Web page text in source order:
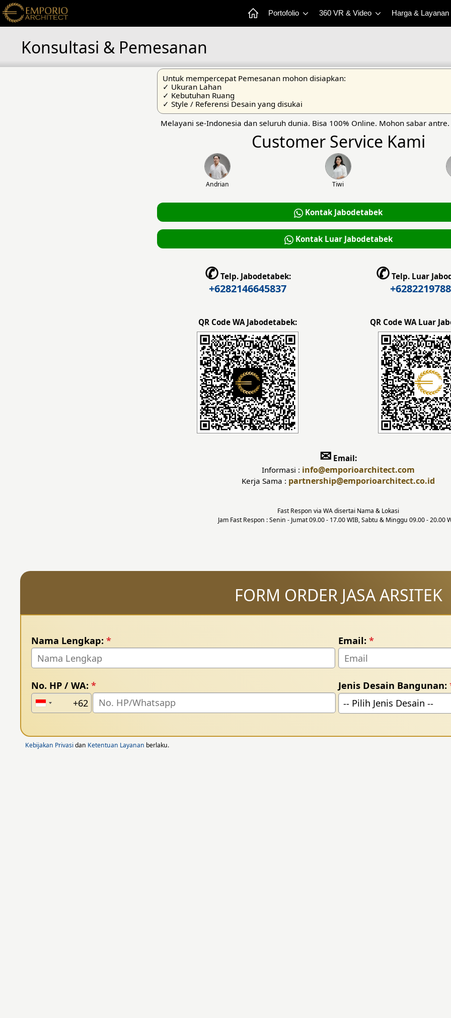
Portofolio 360 VR & Video Harga & Layanan
Konsultasi & Pemesanan
Untuk mempercepat Pemesanan mohon disiapkan:
✓ Ukuran Lahan
✓ Kebutuhan Ruang
✓ Style / Referensi Desain yang disukai
Melayani se-Indonesia dan seluruh dunia. Bisa 100% Online. Mohon sabar antre.
Customer Service Kami
Andrian Tiwi
Kontak Jabodetabek
Kontak Luar Jabodetabek
✆Telp. Jabodetabek:
+6282146645837
✆ Telp. Luar
QR Code WA Jabodetabek: QR Code WA Luar
✉ Email:
Informasi : info@emporioarchitect.com
Kerja Sama : partnership@emporioarchitect.co.id
Fast Respon via WA disertai Nama & Lokasi
Jam Fast Respon : Senin - Jumat 09.00 - 17.00 WIB, Sabtu & Minggu 09.00 - 20.00
FORM ORDER JASA ARSITEK
Nama Lengkap: * Email: *
No. HP / WA: * Jenis Desain Bangunan:
Kebijakan Privasidan Ketentuan Layanan berlaku.